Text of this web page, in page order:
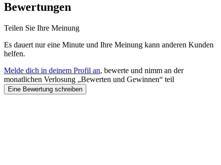
Bewertungen
Teilen Sie Ihre Meinung
Es dauert nur eine Minute und Ihre Meinung kann anderen Kunden
helfen.
Melde dich in deinem Profil an, bewerte und nimm an der
monatlichen Verlosung „Bewerten und Gewinnen“ teil
Eine Bewertung schreiben